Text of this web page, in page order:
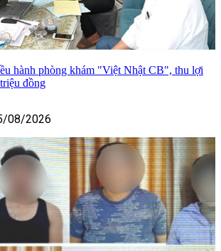
hành phòng khám "Việt Nhật CB", thu lợi
đồng
08/2026